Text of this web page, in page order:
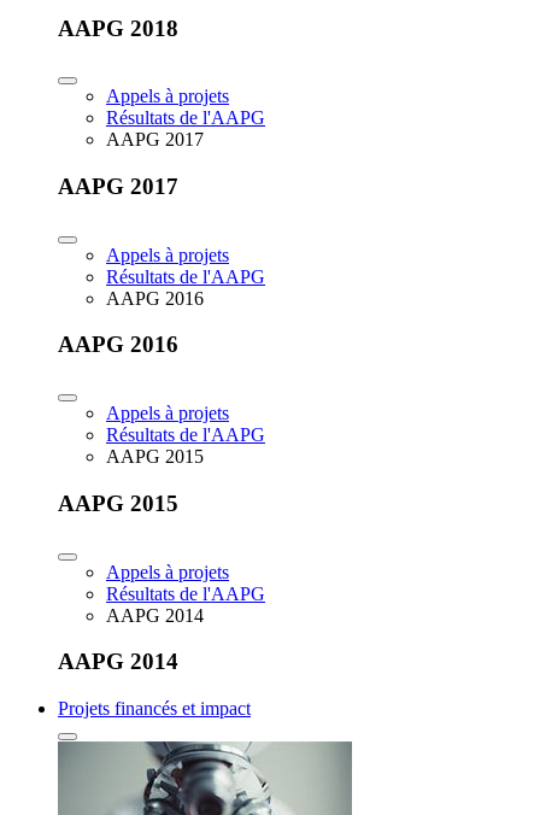
AAPG 2018
Appels à projets
Résultats de l'AAPG
AAPG 2017
AAPG 2017
Appels à projets
Résultats de l'AAPG
AAPG 2016
AAPG 2016
Appels à projets
Résultats de l'AAPG
AAPG 2015
AAPG 2015
Appels à projets
Résultats de l'AAPG
AAPG 2014
AAPG 2014
Projets financés et impact